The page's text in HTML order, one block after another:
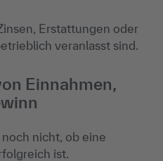
Erstattungen oder
veranlasst sind.
Einnahmen,
nicht, ob eine
ist.